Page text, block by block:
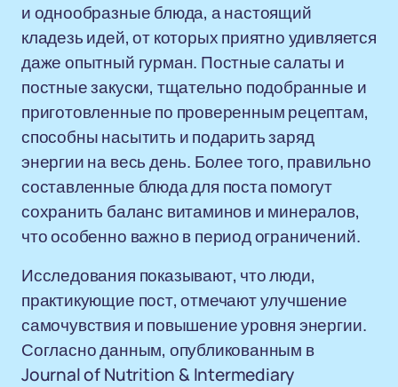
и однообразные блюда, а настоящий
кладезь идей, от которых приятно удивляется
даже опытный гурман. Постные салаты и
постные закуски, тщательно подобранные и
приготовленные по проверенным рецептам,
способны насытить и подарить заряд
энергии на весь день. Более того, правильно
составленные блюда для поста помогут
сохранить баланс витаминов и минералов,
что особенно важно в период ограничений.
Исследования показывают, что люди,
практикующие пост, отмечают улучшение
самочувствия и повышение уровня энергии.
Согласно данным, опубликованным в
Journal of Nutrition & Intermediary